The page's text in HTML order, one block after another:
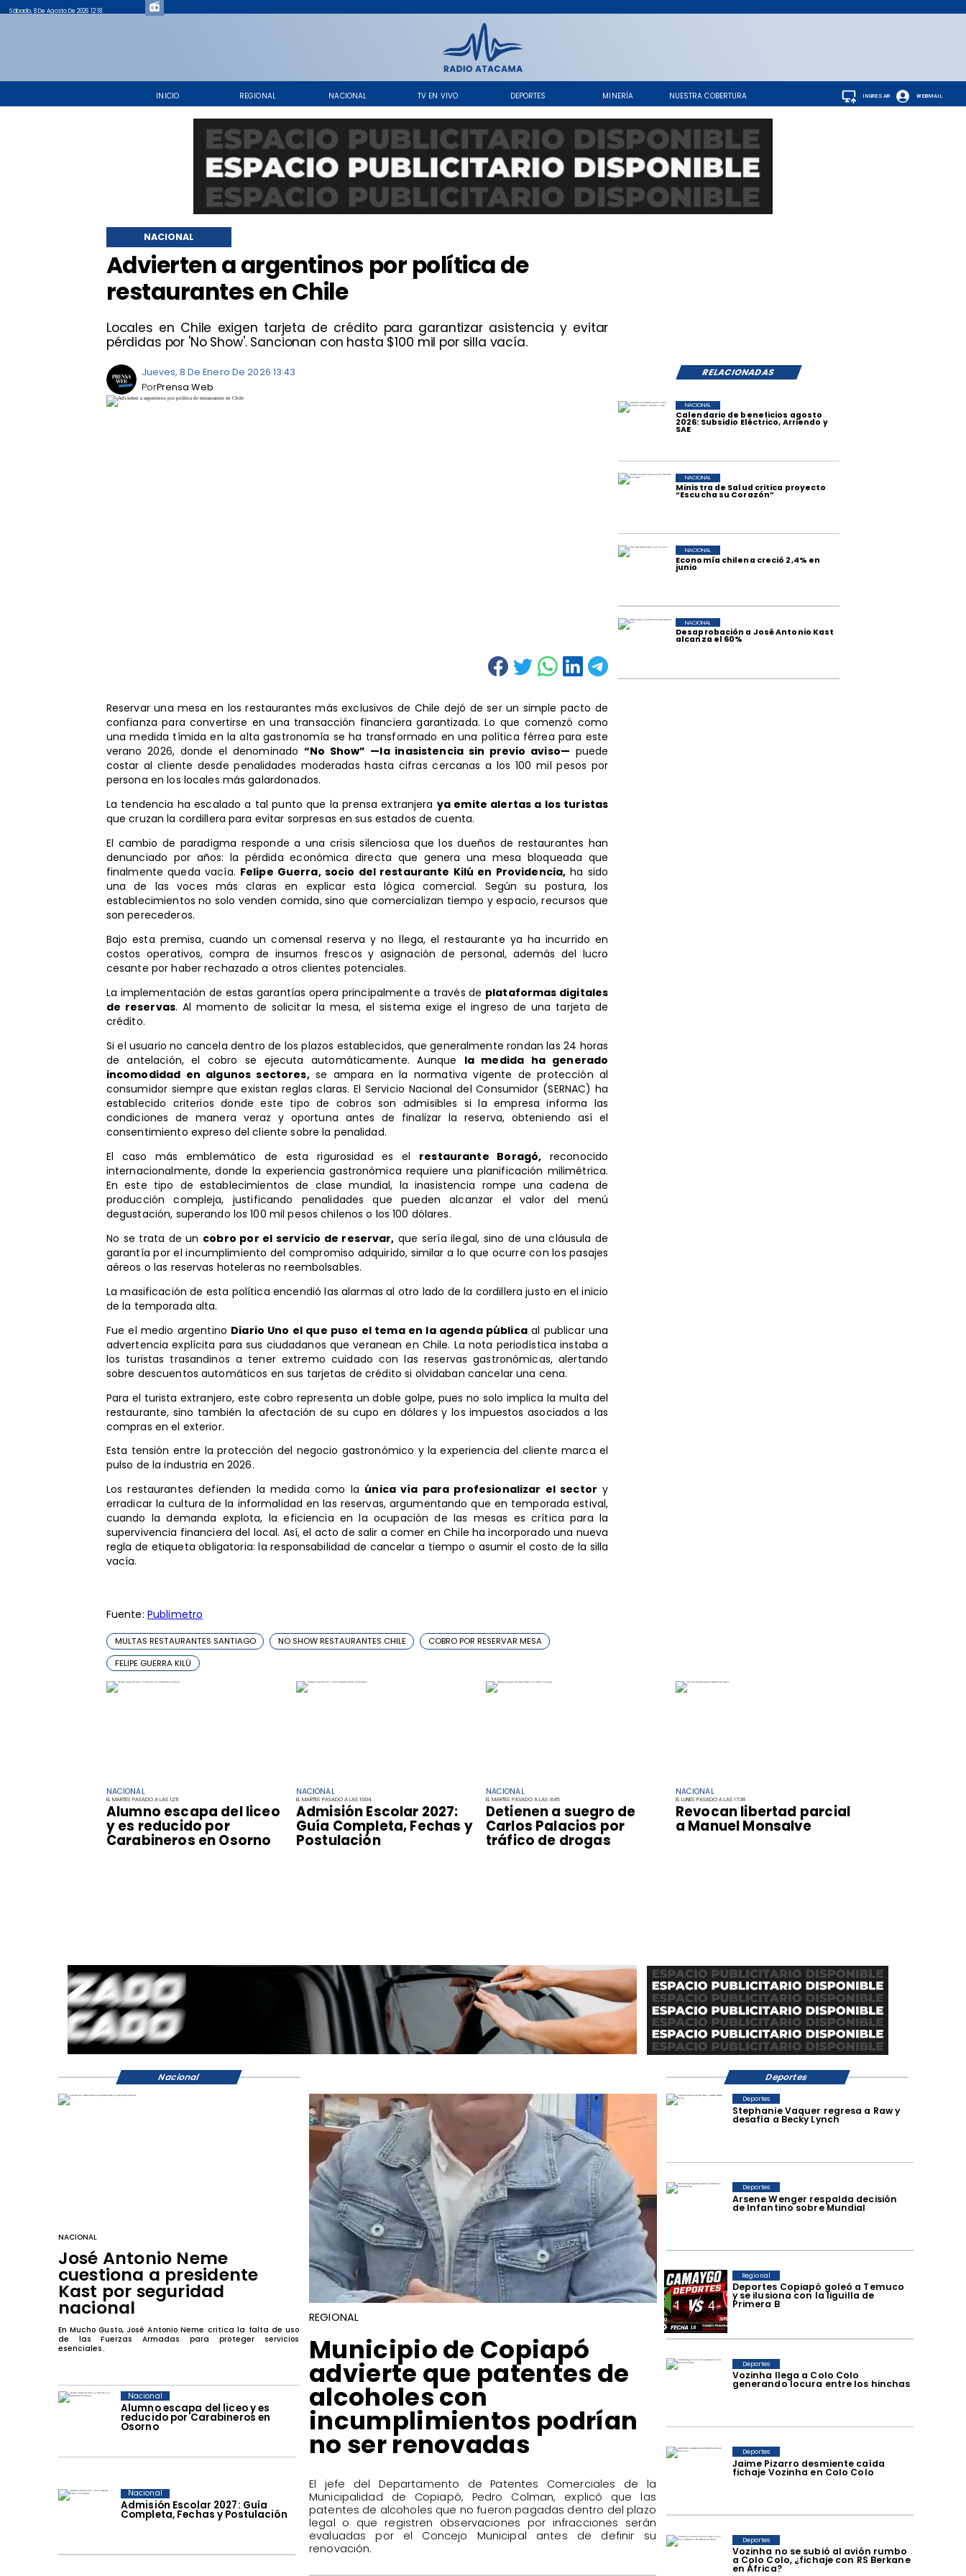
INICIO REGIONAL NACIONAL TV EN VIVO DEPORTES MINERÍA NUESTRA COBERTURA
Sábado, 8 De Agosto De 2026 12:18
WEBMAIL
INGRESAR
Advierten a argentinos por política de
restaurantes en Chile
Locales en Chile exigen tarjeta de crédito para garantizar asistencia y evitar
pérdidas por 'No Show'. Sancionan con hasta $100 mil por silla vacía.
NACIONAL
RELACIONADAS
Jueves, 8 De Enero De 2026 13:43
Prensa Web
Por
NACIONAL
EL MARTES PASADO A LAS 12:11
Alumno escapa del liceo
y es reducido por
Carabineros en Osorno
NACIONAL
EL MARTES PASADO A LAS 10:04
Admisión Escolar 2027:
Guía Completa, Fechas y
Postulación
NACIONAL
EL MARTES PASADO A LAS 8:45
Detienen a suegro de
Carlos Palacios por
tráfico de drogas
NACIONAL
EL LUNES PASADO A LAS 17:38
Revocan libertad parcial
a Manuel Monsalve
Calendario de beneficios agosto
2026: Subsidio Eléctrico, Arriendo y
SAE
NACIONAL
Ministra de Salud critica proyecto
“Escucha su Corazón”
NACIONAL
Economía chilena creció 2,4% en
junio
NACIONAL
Desaprobación a José Antonio Kast
alcanza el 60%
NACIONAL
Reservar una mesa en los restaurantes más exclusivos de Chile dejó de ser un simple pacto de
confianza para convertirse en una transacción financiera garantizada. Lo que comenzó como
una medida tímida en la alta gastronomía se ha transformado en una política férrea para este
verano 2026, donde el denominado “No Show” —la inasistencia sin previo aviso— puede
costar al cliente desde penalidades moderadas hasta cifras cercanas a los 100 mil pesos por
persona en los locales más galardonados.
La tendencia ha escalado a tal punto que la prensa extranjera ya emite alertas a los turistas
que cruzan la cordillera para evitar sorpresas en sus estados de cuenta.
El cambio de paradigma responde a una crisis silenciosa que los dueños de restaurantes han
denunciado por años: la pérdida económica directa que genera una mesa bloqueada que
finalmente queda vacía. Felipe Guerra, socio del restaurante Kilú en Providencia, ha sido
una de las voces más claras en explicar esta lógica comercial. Según su postura, los
establecimientos no solo venden comida, sino que comercializan tiempo y espacio, recursos que
son perecederos.
Bajo esta premisa, cuando un comensal reserva y no llega, el restaurante ya ha incurrido en
costos operativos, compra de insumos frescos y asignación de personal, además del lucro
cesante por haber rechazado a otros clientes potenciales.
La implementación de estas garantías opera principalmente a través de plataformas digitales
de reservas. Al momento de solicitar la mesa, el sistema exige el ingreso de una tarjeta de
crédito.
Si el usuario no cancela dentro de los plazos establecidos, que generalmente rondan las 24 horas
de antelación, el cobro se ejecuta automáticamente. Aunque la medida ha generado
incomodidad en algunos sectores,se ampara en la normativa vigente de protección al
consumidor siempre que existan reglas claras. El Servicio Nacional del Consumidor (SERNAC) ha
establecido criterios donde este tipo de cobros son admisibles si la empresa informa las
condiciones de manera veraz y oportuna antes de finalizar la reserva, obteniendo así el
consentimiento expreso del cliente sobre la penalidad.
El caso más emblemático de esta rigurosidad es el restaurante Boragó, reconocido
internacionalmente, donde la experiencia gastronómica requiere una planificación milimétrica.
En este tipo de establecimientos de clase mundial, la inasistencia rompe una cadena de
producción compleja, justificando penalidades que pueden alcanzar el valor del menú
degustación, superando los 100 mil pesos chilenos o los 100 dólares.
No se trata de un cobro por el servicio de reservar, que sería ilegal, sino de una cláusula de
garantía por el incumplimiento del compromiso adquirido, similar a lo que ocurre con los pasajes
aéreos o las reservas hoteleras no reembolsables.
La masificación de esta política encendió las alarmas al otro lado de la cordillera justo en el inicio
de la temporada alta.
Fue el medio argentino Diario Uno el que puso el tema en la agenda públicaal publicar una
advertencia explícita para sus ciudadanos que veranean en Chile. La nota periodística instaba a
los turistas trasandinos a tener extremo cuidado con las reservas gastronómicas, alertando
sobre descuentos automáticos en sus tarjetas de crédito si olvidaban cancelar una cena.
Para el turista extranjero, este cobro representa un doble golpe, pues no solo implica la multa del
restaurante, sino también la afectación de su cupo en dólares y los impuestos asociados a las
compras en el exterior.
Esta tensión entre la protección del negocio gastronómico y la experiencia del cliente marca el
pulso de la industria en 2026.
Los restaurantes defienden la medida como la única vía para profesionalizar el sector y
erradicar la cultura de la informalidad en las reservas, argumentando que en temporada estival,
cuando la demanda explota, la eficiencia en la ocupación de las mesas es crítica para la
supervivencia financiera del local. Así, el acto de salir a comer en Chile ha incorporado una nueva
regla de etiqueta obligatoria: la responsabilidad de cancelar a tiempo o asumir el costo de la silla
vacía.
Fuente: Publimetro
MULTAS RESTAURANTES SANTIAGO NO SHOW RESTAURANTES CHILE
COBRO POR RESERVAR MESA
FELIPE GUERRA KILÚ
Stephanie Vaquer regresa a Raw y
desafía a Becky Lynch
Deportes
Arsene Wenger respalda decisión
de Infantino sobre Mundial
Deportes
Deportes Copiapó goleó a Temuco
y se ilusiona con la liguilla de
Primera B
Regional
Vozinha llega a Colo Colo
generando locura entre los hinchas
Deportes
Jaime Pizarro desmiente caída
fichaje Vozinha en Colo Colo
Deportes
Vozinha no se subió al avión rumbo
a Colo Colo, ¿fichaje con RS Berkane
en África?
Deportes
Alumno escapa del liceo y es
reducido por Carabineros en
Osorno
Nacional
Admisión Escolar 2027: Guía
Completa, Fechas y Postulación
Nacional
NACIONAL
José Antonio Neme
cuestiona a presidente
Kast por seguridad
nacional
En Mucho Gusto, José Antonio Neme critica la falta de uso
de las Fuerzas Armadas para proteger servicios
esenciales.
REGIONAL
Municipio de Copiapó
advierte que patentes de
alcoholes con
incumplimientos podrían
no ser renovadas
El jefe del Departamento de Patentes Comerciales de la
Municipalidad de Copiapó, Pedro Colman, explicó que las
patentes de alcoholes que no fueron pagadas dentro del plazo
legal o que registren observaciones por infracciones serán
evaluadas por el Concejo Municipal antes de definir su
renovación.
Nacional Deportes